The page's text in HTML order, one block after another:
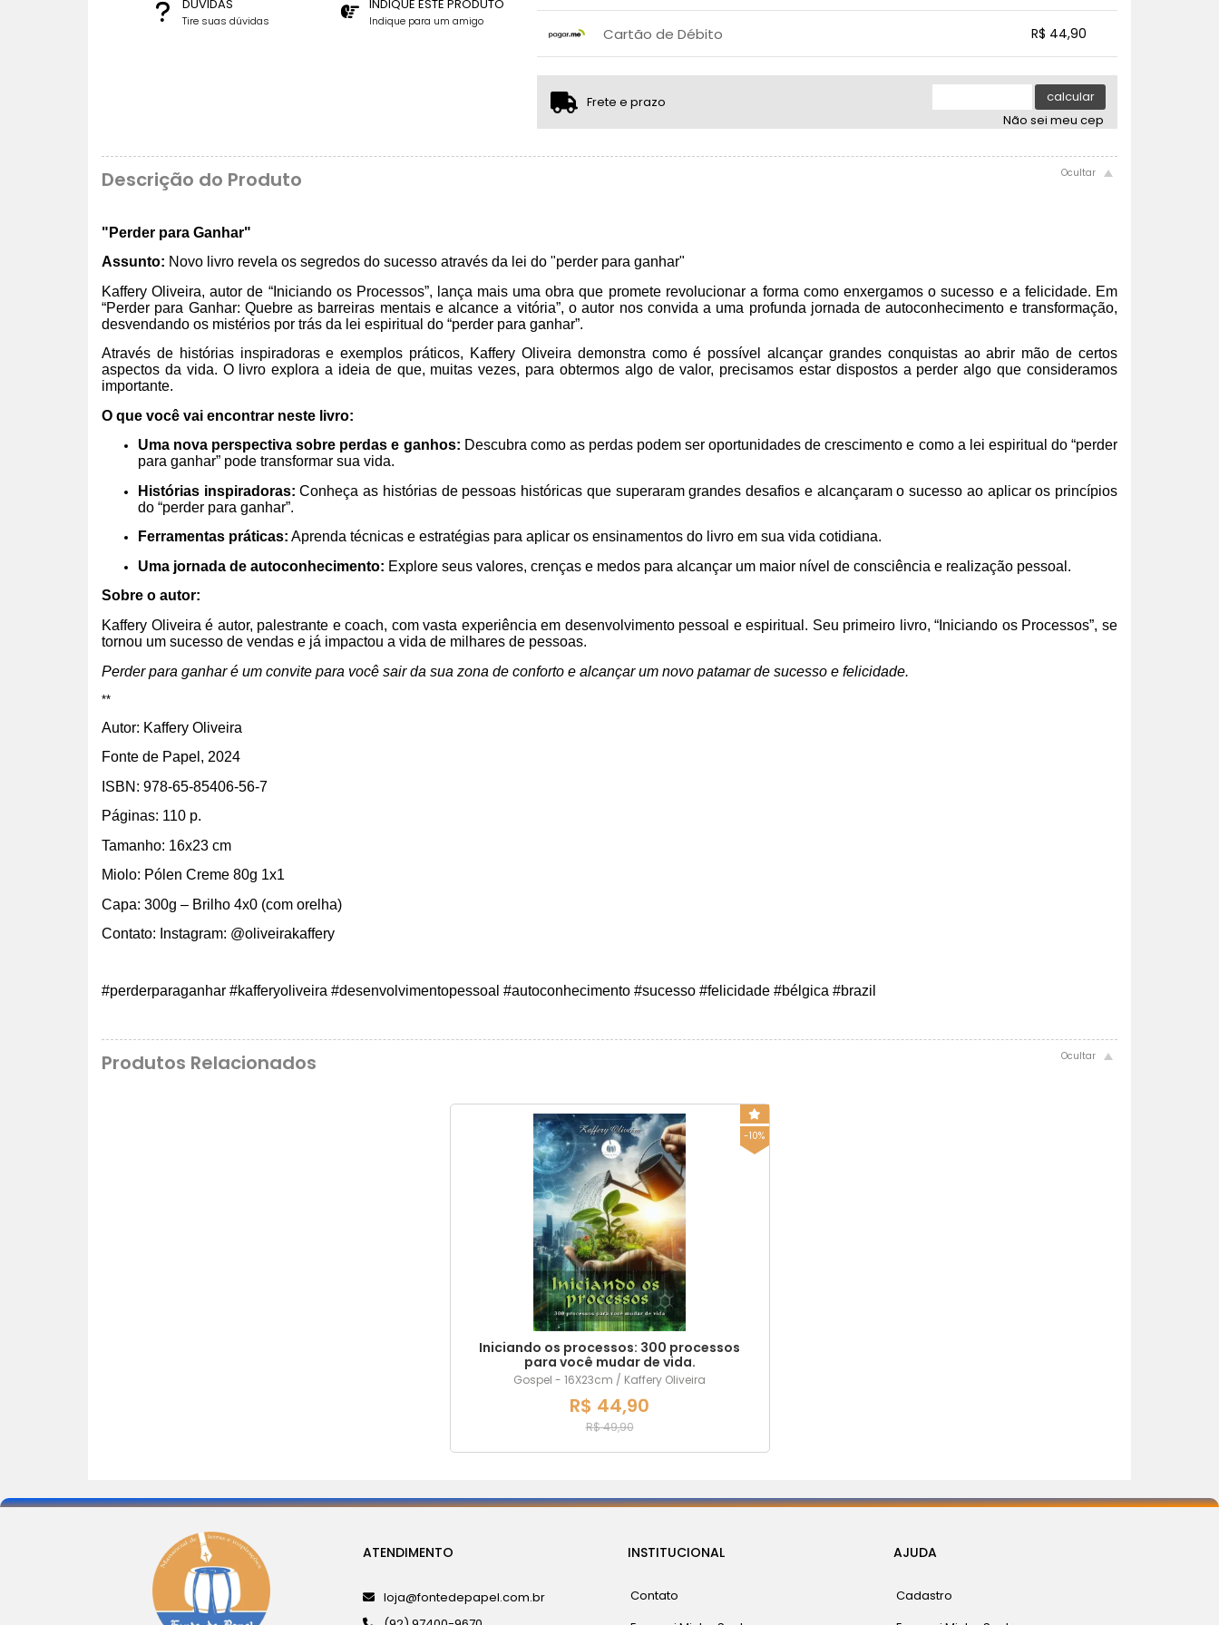
DÚVIDAS
Tire suas dúvidas
INDIQUE ESTE PRODUTO
Indique para um amigo
Cartão de Débito
R$ 44,90
... ....
Frete e prazo
calcular
Não sei meu cep
Descrição do Produto
"Perder para Ganhar"
Assunto: Novo livro revela os segredos do sucesso através da lei do "perder para ganhar"
Kaffery Oliveira, autor de “Iniciando os Processos”, lança mais uma obra que promete revolucionar a forma como enxergamos o sucesso e a felicidade. Em
“Perder para Ganhar: Quebre as barreiras mentais e alcance a vitória”, o autor nos convida a uma profunda jornada de autoconhecimento e transformação,
desvendando os mistérios por trás da lei espiritual do “perder para ganhar”.
Através de histórias inspiradoras e exemplos práticos, Kaffery Oliveira demonstra como é possível alcançar grandes conquistas ao abrir mão de certos
aspectos da vida. O livro explora a ideia de que, muitas vezes, para obtermos algo de valor, precisamos estar dispostos a perder algo que consideramos
importante.
O que você vai encontrar neste livro:
Uma nova perspectiva sobre perdas e ganhos: Descubra como as perdas podem ser oportunidades de crescimento e como a lei espiritual do “perder
para ganhar” pode transformar sua vida.
Histórias inspiradoras: Conheça as histórias de pessoas históricas que superaram grandes desafios e alcançaram o sucesso ao aplicar os princípios
do “perder para ganhar”.
Ferramentas práticas: Aprenda técnicas e estratégias para aplicar os ensinamentos do livro em sua vida cotidiana.
Uma jornada de autoconhecimento: Explore seus valores, crenças e medos para alcançar um maior nível de consciência e realização pessoal.
Sobre o autor:
Kaffery Oliveira é autor, palestrante e coach, com vasta experiência em desenvolvimento pessoal e espiritual. Seu primeiro livro, “Iniciando os Processos”, se
tornou um sucesso de vendas e já impactou a vida de milhares de pessoas.
Perder para ganhar é um convite para você sair da sua zona de conforto e alcançar um novo patamar de sucesso e felicidade.
**
Autor: Kaffery Oliveira
Fonte de Papel, 2024
ISBN: 978-65-85406-56-7
Páginas: 110 p.
Tamanho: 16x23 cm
Miolo: Pólen Creme 80g 1x1
Capa: 300g – Brilho 4x0 (com orelha)
Contato: Instagram: @oliveirakaffery
#perderparaganhar #kafferyoliveira #desenvolvimentopessoal #autoconhecimento #sucesso #felicidade #bélgica #brazil
Produtos Relacionados
-10%
Iniciando os processos: 300 processos
para você mudar de vida.
Gospel - 16X23cm / Kaffery Oliveira
R$ 44,90
R$ 49,90
ATENDIMENTO
loja@fontedepapel.com.br
INSTITUCIONAL
Contato
AJUDA
Cadastro